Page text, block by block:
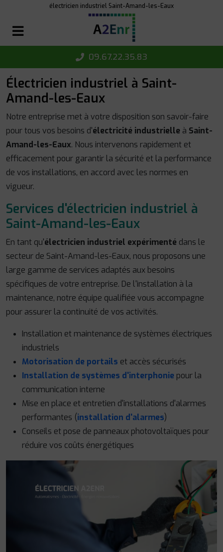
électricien industriel Saint-Amand-les-Eaux
09.67.22.35.83
Électricien industriel à Saint-
Amand-les-Eaux
Notre entreprise met à votre disposition son savoir-faire
pour tous vos besoins d'électricité industrielle à Saint-
Amand-les-Eaux. Nous intervenons rapidement et
efficacement pour garantir la sécurité et la performance
de vos installations, en accord avec les normes en
vigueur.
Services d'électricien industriel à
Saint-Amand-les-Eaux
En tant qu'électricien industriel expérimenté dans le
secteur de Saint-Amand-les-Eaux, nous proposons une
large gamme de services adaptés aux besoins
spécifiques de votre entreprise. De l'installation à la
maintenance, notre équipe qualifiée vous accompagne
pour assurer la continuité de vos activités.
Installation et maintenance de systèmes électriques
industriels
Motorisation de portails et accès sécurisés
Installation de systèmes d'interphonie pour la
communication interne
Mise en place et entretien d'installations d'alarmes
performantes (installation d'alarmes)
Conseils et pose de panneaux photovoltaïques pour
réduire vos coûts énergétiques
Panneau de gestion des cookies